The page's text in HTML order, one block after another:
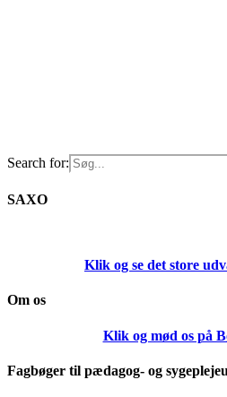
Search for:
SAXO
Klik og se det store
Om os
Klik og mød os på
Fagbøger til pædagog- og